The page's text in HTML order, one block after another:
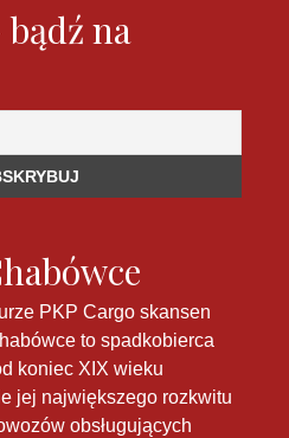
na
PKP Cargo skansen
to spadkobierca
koniec XIX wieku
jej największego rozkwitu
obsługujących